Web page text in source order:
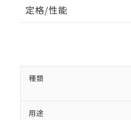
定格/性能
種類
用途